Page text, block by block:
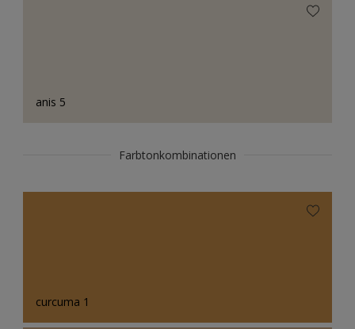
anis 5
Farbtonkombinationen
curcuma 1